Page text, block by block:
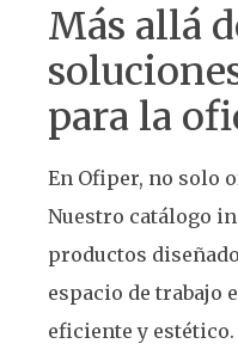
Más allá
para la
En Ofiper, no solo
Nuestro catálogo
productos
espacio de trabajo
eficiente y estético.